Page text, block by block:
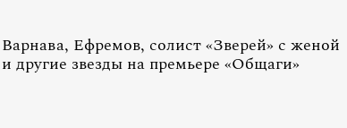
Варнава, Ефремов, солист «Зверей» с женой
и другие звезды на премьере «Общаги»